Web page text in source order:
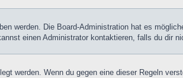
werden. Die Board-Administration hat es
einen Administrator kontaktieren, falls du dir
werden. Wenn du gegen eine dieser Regeln